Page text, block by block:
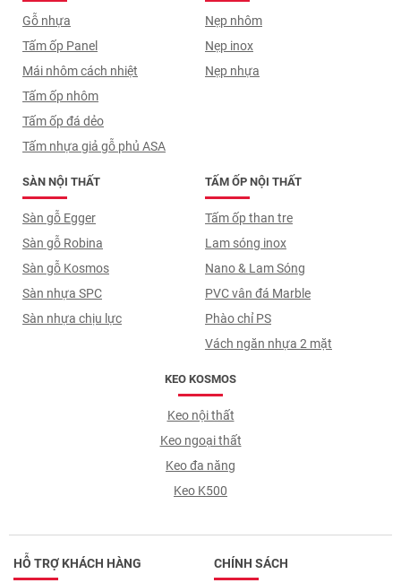
Gỗ nhựa
Tấm ốp Panel
Mái nhôm cách nhiệt
Tấm ốp nhôm
Tấm ốp đá dẻo
Tấm nhựa giả gỗ phủ ASA
TẤM ỐP NỘI THẤT
Tấm ốp than tre
Lam sóng inox
Nano & Lam Sóng
PVC vân đá Marble
Phào chỉ PS
Vách ngăn nhựa 2 mặt
SÀN NỘI THẤT
Sàn gỗ Egger
Sàn gỗ Robina
Sàn gỗ Kosmos
Sàn nhựa SPC
Sàn nhựa chịu lực
Nẹp nhôm
Nẹp inox
Nẹp nhựa
KEO KOSMOS
Keo nội thất
Keo ngoại thất
Keo đa năng
Keo K500
HỖ TRỢ KHÁCH HÀNG CHÍNH SÁCH